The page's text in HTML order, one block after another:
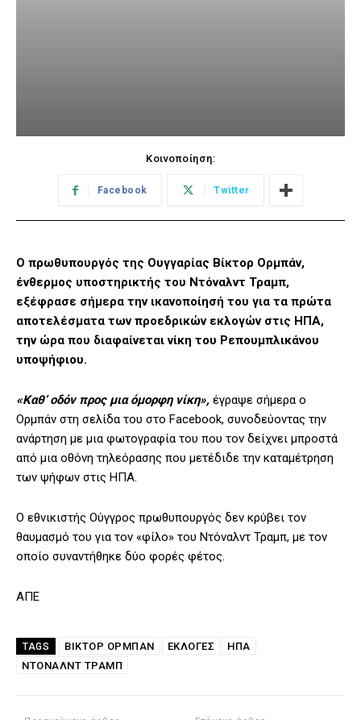
Κοινοποίηση:
Facebook Twitter
Ο πρωθυπουργός της Ουγγαρίας Βίκτορ Ορμπάν,
ένθερμος υποστηρικτής του Ντόναλντ Τραμπ,
εξέφρασε σήμερα την ικανοποίησή του για τα πρώτα
αποτελέσματα των προεδρικών εκλογών στις ΗΠΑ,
την ώρα που διαφαίνεται νίκη του Ρεπουμπλικάνου
υποψήφιου.
«Καθ’ οδόν προς μια όμορφη νίκη», έγραψε σήμερα ο
Ορμπάν στη σελίδα του στο Facebook, συνοδεύοντας την
ανάρτηση με μια φωτογραφία του που τον δείχνει μπροστά
από μια οθόνη τηλεόρασης που μετέδιδε την καταμέτρηση
των ψήφων στις ΗΠΑ.
Ο εθνικιστής Ούγγρος πρωθυπουργός δεν κρύβει τον
θαυμασμό του για τον «φίλο» του Ντόναλντ Τραμπ, με τον
οποίο συναντήθηκε δύο φορές φέτος.
ΑΠΕ
TAGS ΒΊΚΤΟΡ ΌΡΜΠΑΝ ΕΚΛΟΓΕΣ
ΗΠΑ
ΝΤΌΝΑΛΝΤ ΤΡΑΜΠ